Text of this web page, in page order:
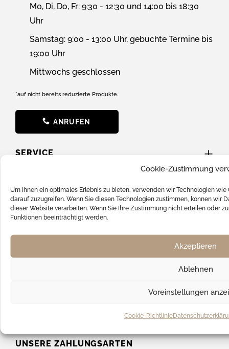
Cookie-Zustimmung
Um Ihnen ein optimales Erlebnis zu bieten, verwenden wir Technologien
darauf zuzugreifen. Wenn Sie diesen Technologien zustimmen, können wir
dieser Website verarbeiten. Wenn Sie Ihre Zustimmung nicht erteilen oder
Funktionen beeinträchtigt werden.
Akzeptieren
Ablehnen
Voreinstellungen
Cookie-Richtlinie
Mo, Di, Do, Fr: 9:30 - 12:30 und 14:00 bis 18:30
Uhr
Samstag: 9:00 - 13:00 Uhr, gebuchte Termine bis
19:00 Uhr
Mittwochs geschlossen
*auf nicht bereits reduzierte Produkte.
ANRUFEN
SERVICE
Batterieverordnung
FAQ
UNSERE ZAHLUNGSARTEN